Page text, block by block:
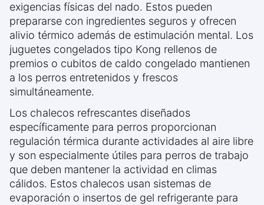
exigencias físicas del nado. Estos pueden
prepararse con ingredientes seguros y ofrecen
alivio térmico además de estimulación mental. Los
juguetes congelados tipo Kong rellenos de
premios o cubitos de caldo congelado mantienen
a los perros entretenidos y frescos
simultáneamente.
Los chalecos refrescantes diseñados
específicamente para perros proporcionan
regulación térmica durante actividades al aire libre
y son especialmente útiles para perros de trabajo
que deben mantener la actividad en climas
cálidos. Estos chalecos usan sistemas de
evaporación o insertos de gel refrigerante para